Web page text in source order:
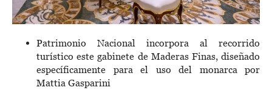
Patrimonio Nacional incorpora al recorrido
turístico este gabinete de Maderas Finas, diseñado
específicamente para el uso del monarca por
Mattia Gasparini